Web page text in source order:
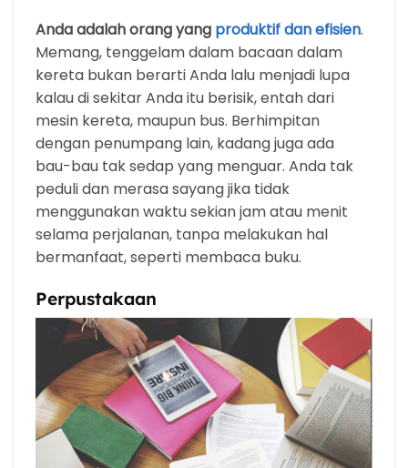
Anda adalah orang yang produktif dan efisien.
Memang, tenggelam dalam bacaan dalam
kereta bukan berarti Anda lalu menjadi lupa
kalau di sekitar Anda itu berisik, entah dari
mesin kereta, maupun bus. Berhimpitan
dengan penumpang lain, kadang juga ada
bau-bau tak sedap yang menguar. Anda tak
peduli dan merasa sayang jika tidak
menggunakan waktu sekian jam atau menit
selama perjalanan, tanpa melakukan hal
bermanfaat, seperti membaca buku.
Perpustakaan